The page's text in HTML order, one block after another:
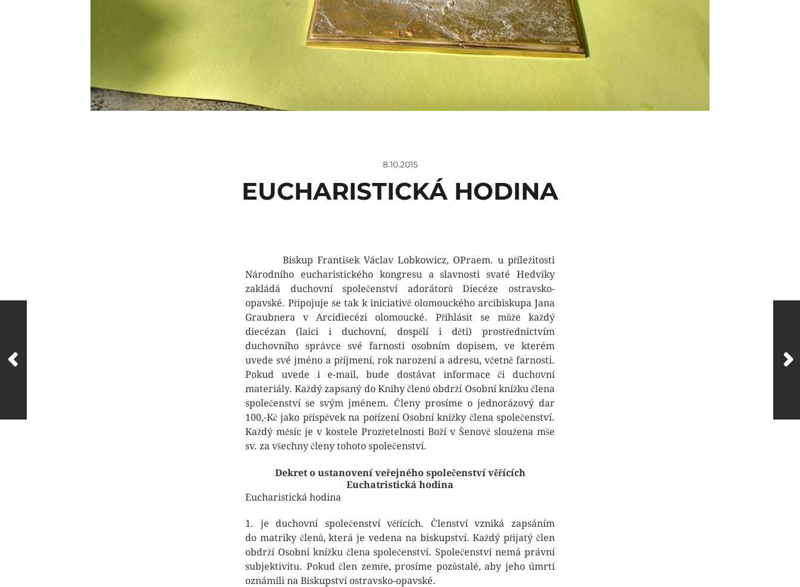
8.10.2015
EUCHARISTICKÁ HODINA
Biskup František Václav Lobkowicz, OPraem. u příležitosti
Národního eucharistického kongresu a slavnosti svaté Hedviky
zakládá duchovní společenství adorátorů Diecéze ostravsko-
opavské. Připojuje se tak k iniciativě olomouckého arcibiskupa Jana
Graubnera v Arcidiecézi olomoucké. Přihlásit se může každý
diecézan (laici i duchovní, dospělí i děti) prostřednictvím
duchovního správce své farnosti osobním dopisem, ve kterém
uvede své jméno a příjmení, rok narození a adresu, včetně farnosti.
Pokud uvede i e-mail, bude dostávat informace či duchovní
materiály. Každý zapsaný do Knihy členů obdrží Osobní knížku člena
společenství se svým jménem. Členy prosíme o jednorázový dar
100,-Kč jako příspěvek na pořízení Osobní knížky člena společenství.
Každý měsíc je v kostele Prozřetelnosti Boží v Šenově sloužena mše
sv. za všechny členy tohoto společenství.
Dekret o ustanovení veřejného společenství věřících
Euchatristická hodina
Eucharistická hodina
1. je duchovní společenství věřících. Členství vzniká zapsáním
do matriky členů, která je vedena na biskupství. Každý přijatý člen
obdrží Osobní knížku člena společenství. Společenství nemá právní
subjektivitu. Pokud člen zemře, prosíme pozůstalé, aby jeho úmrtí
oznámili na Biskupství ostravsko-opavské.